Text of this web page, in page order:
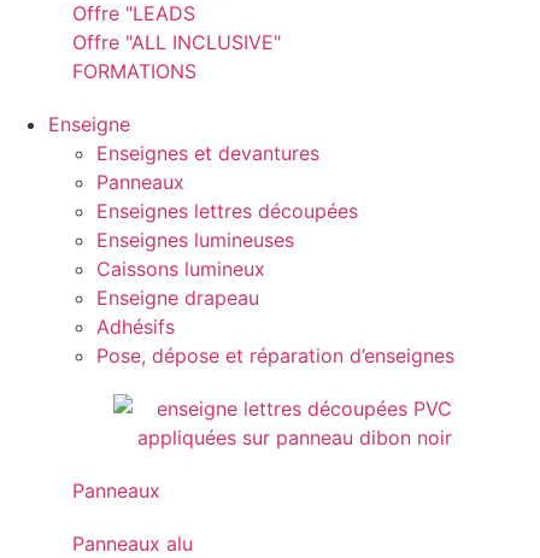
Offre "LEADS
Offre "ALL INCLUSIVE"
FORMATIONS
Enseigne
Enseignes et devantures
Panneaux
Enseignes lettres découpées
Enseignes lumineuses
Caissons lumineux
Enseigne drapeau
Adhésifs
Pose, dépose et réparation d’enseignes
Panneaux
Panneaux alu